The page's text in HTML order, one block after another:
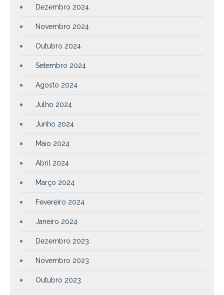
Dezembro 2024
Novembro 2024
Outubro 2024
Setembro 2024
Agosto 2024
Julho 2024
Junho 2024
Maio 2024
Abril 2024
Março 2024
Fevereiro 2024
Janeiro 2024
Dezembro 2023
Novembro 2023
Outubro 2023